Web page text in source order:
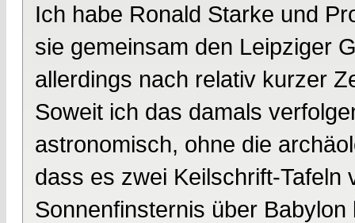
Ich habe Ronald Starke und
sie gemeinsam den Leipziger
allerdings nach relativ kurzer
Soweit ich das damals
astronomisch, ohne die
dass es zwei Keilschrift-Tafeln
Sonnenfinsternis über